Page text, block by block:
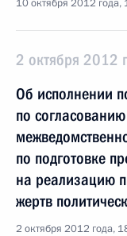
10 октября 2012 года,
2 октября 2012
Об исполнении
по
по подготовке
на реализацию
жертв
2 октября 2012 года,